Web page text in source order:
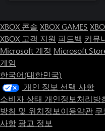
XBOX 콘솔 XBOX GAMES
XBOX 고객 지원 피드백 커뮤
Microsoft 계정 Microsoft
게임
한국어(대한민국)
개인 정보 선택 사항
소비자 상태 개인정보처리방
방침 및 위치정보이용약관 쿠
사항 광고 정보